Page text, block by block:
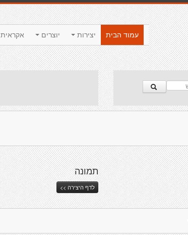
אקראית יוצרים יצירות
עמוד הבית
תמונה
לדף היצירה >>